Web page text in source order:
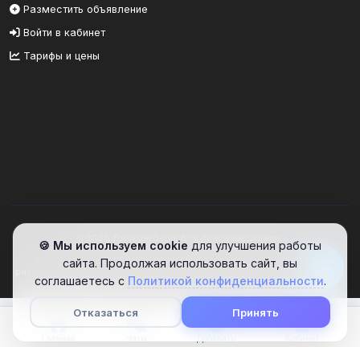
Разместить объявление
Войти в кабинет
Тарифы и цены
© 2026 Дисконтбери. Все права защищены.
Информационный портал. Сайт предоставляет площадку для
размещения объявлений. Проверяйте информацию самостоятельно.
🍪 Мы используем cookie для улучшения работы
сайта. Продолжая использовать сайт, вы
соглашаетесь с Политикой конфиденциальности.
Отказаться Принять